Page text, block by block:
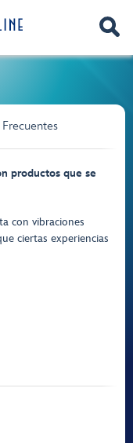
productos que se
con vibraciones
ciertas experiencias